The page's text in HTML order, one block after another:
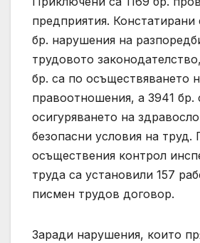
предприятия. Констатирани
бр. нарушения на
трудовото
бр. са по осъществяването
правоотношения, а 3941 бр.
осигуряването на
безопасни условия на
осъществения контрол
труда са установили 157
писмен трудов договор.
Заради нарушения, които